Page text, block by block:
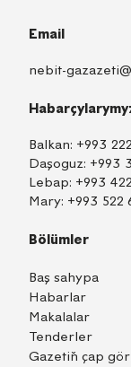
Email
nebit-
Balkan: +993
Daşoguz: +993
Lebap: +993
Mary: +993 522
Bölümler
Baş sahypa
Habarlar
Makalalar
Tenderler
Gazetiň çap